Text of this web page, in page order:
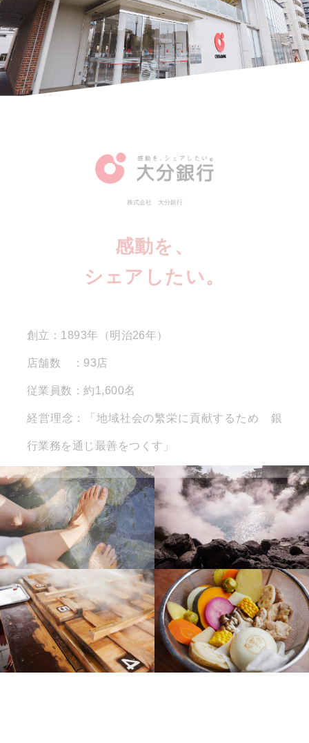
株式会社 大分銀行
感動を、
シェアしたい。
創立：1893年（明治26年）
店舗数 ：93店
従業員数：約1,600名
経営理念：「地域社会の繁栄に貢献するため 銀
行業務を通じ最善をつくす」